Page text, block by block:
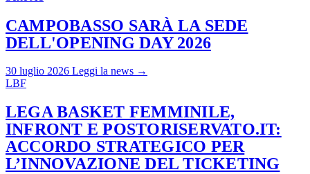
CAMPOBASSO SARÀ LA SEDE
DELL'OPENING DAY 2026
30 luglio 2026 Leggi la news →
LBF
LEGA BASKET FEMMINILE,
INFRONT E POSTORISERVATO.IT:
ACCORDO STRATEGICO PER
L’INNOVAZIONE DEL TICKETING